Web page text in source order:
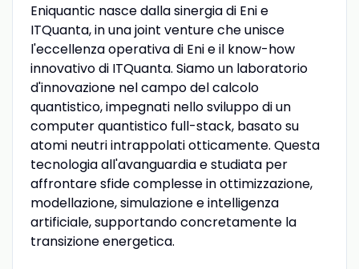
Eniquantic nasce dalla sinergia di Eni e
ITQuanta, in una joint venture che unisce
l'eccellenza operativa di Eni e il know-how
innovativo di ITQuanta. Siamo un laboratorio
d'innovazione nel campo del calcolo
quantistico, impegnati nello sviluppo di un
computer quantistico full-stack, basato su
atomi neutri intrappolati otticamente. Questa
tecnologia all'avanguardia e studiata per
affrontare sfide complesse in ottimizzazione,
modellazione, simulazione e intelligenza
artificiale, supportando concretamente la
transizione energetica.